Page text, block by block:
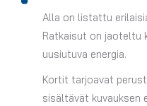
Alla on listattu
Ratkaisut on jaoteltu
uusiutuva energia.
Kortit tarjoavat
sisältävät kuvauksen